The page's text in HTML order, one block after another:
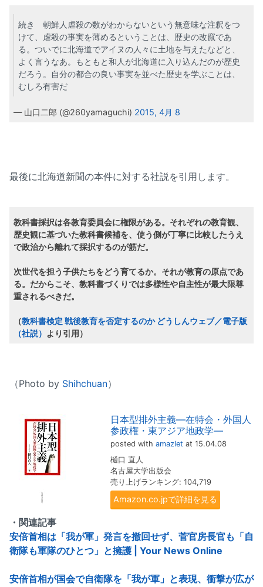
続き 朝鮮人虐殺の数がわからないという無意味な注釈をつ
けて、虐殺の事実を薄めるということは、歴史の改竄であ
る。ついでに北海道でアイヌの人々に土地を与えたなどと、
よく言うなあ。もともと和人が北海道に入り込んだのが歴史
だろう。自分の都合の良い事実を並べた歴史を学ぶことは、
むしろ有害だ
— 山口二郎 (@260yamaguchi) 2015, 4月 8
最後に北海道新聞の本件に対する社説を引用します。
教科書採択は各教育委員会に権限がある。それぞれの教育観、
歴史観に基づいた教科書候補を、使う側が丁寧に比較したうえ
で政治から離れて採択するのが筋だ。
次世代を担う子供たちをどう育てるか。それが教育の原点であ
る。だからこそ、教科書づくりでは多様性や自主性が最大限尊
重されるべきだ。
（教科書検定 戦後教育を否定するのか どうしんウェブ／電子版
（社説） より引用）
（Photo by Shihchuan）
日本型排外主義―在特会・外国人
参政権・東アジア地政学―
posted with amazlet at 15.04.08
樋口 直人
名古屋大学出版会
売り上げランキング: 104,719
Amazon.co.jpで詳細を見る
・関連記事
安倍首相は「我が軍」発言を撤回せず、菅官房長官も「自
衛隊も軍隊のひとつ」と擁護 | Your News Online
安倍首相が国会で自衛隊を「我が軍」と表現、衝撃が広が